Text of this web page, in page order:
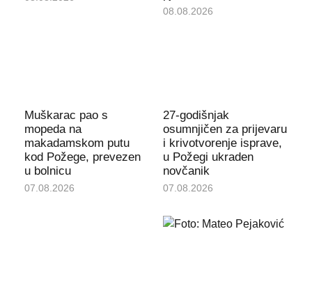
08.08.2026
Muškarac pao s
mopeda na
makadamskom putu
kod Požege, prevezen
u bolnicu
07.08.2026
27-godišnjak
osumnjičen za prijevaru
i krivotvorenje isprave,
u Požegi ukraden
novčanik
07.08.2026